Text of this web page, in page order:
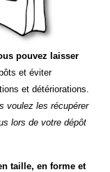
pouvez laisser
et éviter
et détériorations.
voulez les récupérer
lors de votre dépôt
taille, en forme et